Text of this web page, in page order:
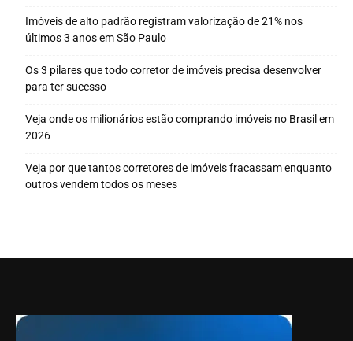
Imóveis de alto padrão registram valorização de 21% nos
últimos 3 anos em São Paulo
Os 3 pilares que todo corretor de imóveis precisa desenvolver
para ter sucesso
Veja onde os milionários estão comprando imóveis no Brasil em
2026
Veja por que tantos corretores de imóveis fracassam enquanto
outros vendem todos os meses